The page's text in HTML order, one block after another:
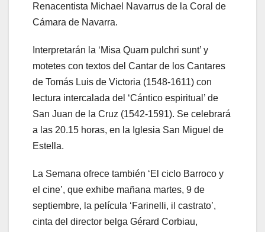
Renacentista Michael Navarrus de la Coral de
Cámara de Navarra.
Interpretarán la ‘Misa Quam pulchri sunt’ y
motetes con textos del Cantar de los Cantares
de Tomás Luis de Victoria (1548-1611) con
lectura intercalada del ‘Cántico espiritual’ de
San Juan de la Cruz (1542-1591). Se celebrará
a las 20.15 horas, en la Iglesia San Miguel de
Estella.
La Semana ofrece también ‘El ciclo Barroco y
el cine’, que exhibe mañana martes, 9 de
septiembre, la película ‘Farinelli, il castrato’,
cinta del director belga Gérard Corbiau,